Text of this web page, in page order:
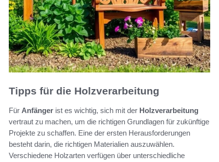
Tipps für die Holzverarbeitung
Für Anfänger ist es wichtig, sich mit der Holzverarbeitung
vertraut zu machen, um die richtigen Grundlagen für zukünftige
Projekte zu schaffen. Eine der ersten Herausforderungen
besteht darin, die richtigen Materialien auszuwählen.
Verschiedene Holzarten verfügen über unterschiedliche